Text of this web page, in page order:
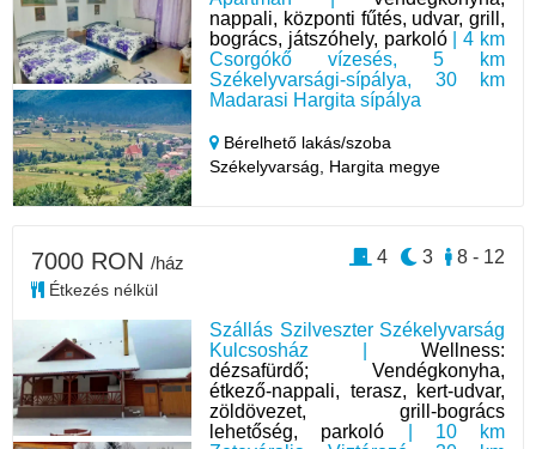
nappali, központi fűtés, udvar, grill,
bogrács, játszóhely, parkoló| 4 km
Csorgókő vízesés, 5 km
Székelyvarsági-sípálya, 30 km
Madarasi Hargita sípálya
Bérelhető lakás/szoba
Székelyvarság, Hargita megye
Szállás Szilveszter Székelyvarság
Kulcsosház | Wellness:
dézsafürdő; Vendégkonyha,
étkező-nappali, terasz, kert-udvar,
zöldövezet, grill-bogrács
lehetőség, parkoló | 10 km
7000 RON /ház
Étkezés nélkül
8 - 12
3
4